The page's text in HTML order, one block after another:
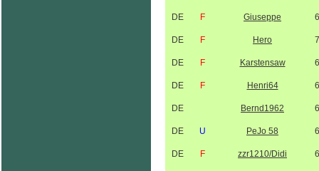
DE F Giuseppe
DE F Hero
DE F Karstensaw
DE F Henri64
DE Bernd1962
DE U PeJo 58
DE F zzr1210/Didi